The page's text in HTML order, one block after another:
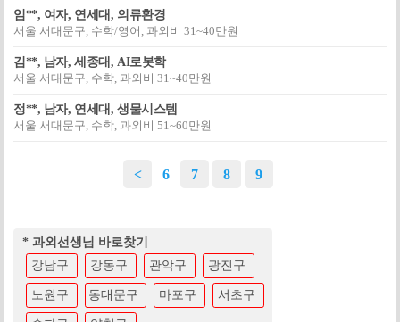
임**, 여자, 연세대, 의류환경
서울 서대문구, 수학/영어, 과외비 31~40만원
김**, 남자, 세종대, AI로봇학
서울 서대문구, 수학, 과외비 31~40만원
정**, 남자, 연세대, 생물시스템
서울 서대문구, 수학, 과외비 51~60만원
< 6 7 8 9
* 과외선생님 바로찾기
강남구
강동구 관악구 광진구
노원구 동대문구 마포구 서초구